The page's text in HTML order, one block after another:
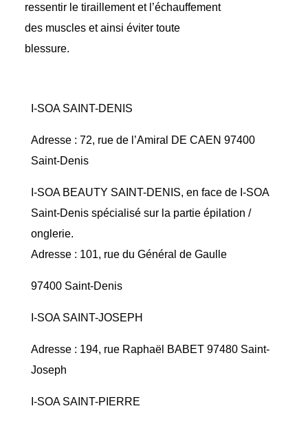
ressentir le tiraillement et l’échauffement
des muscles et ainsi éviter toute
blessure.
I-SOA SAINT-DENIS
Adresse : 72, rue de l’Amiral DE CAEN 97400
Saint-Denis
I-SOA BEAUTY SAINT-DENIS, en face de I-SOA
Saint-Denis spécialisé sur la partie épilation /
onglerie.
Adresse : 101, rue du Général de Gaulle
97400 Saint-Denis
I-SOA SAINT-JOSEPH
Adresse : 194, rue Raphaël BABET 97480 Saint-
Joseph
I-SOA SAINT-PIERRE